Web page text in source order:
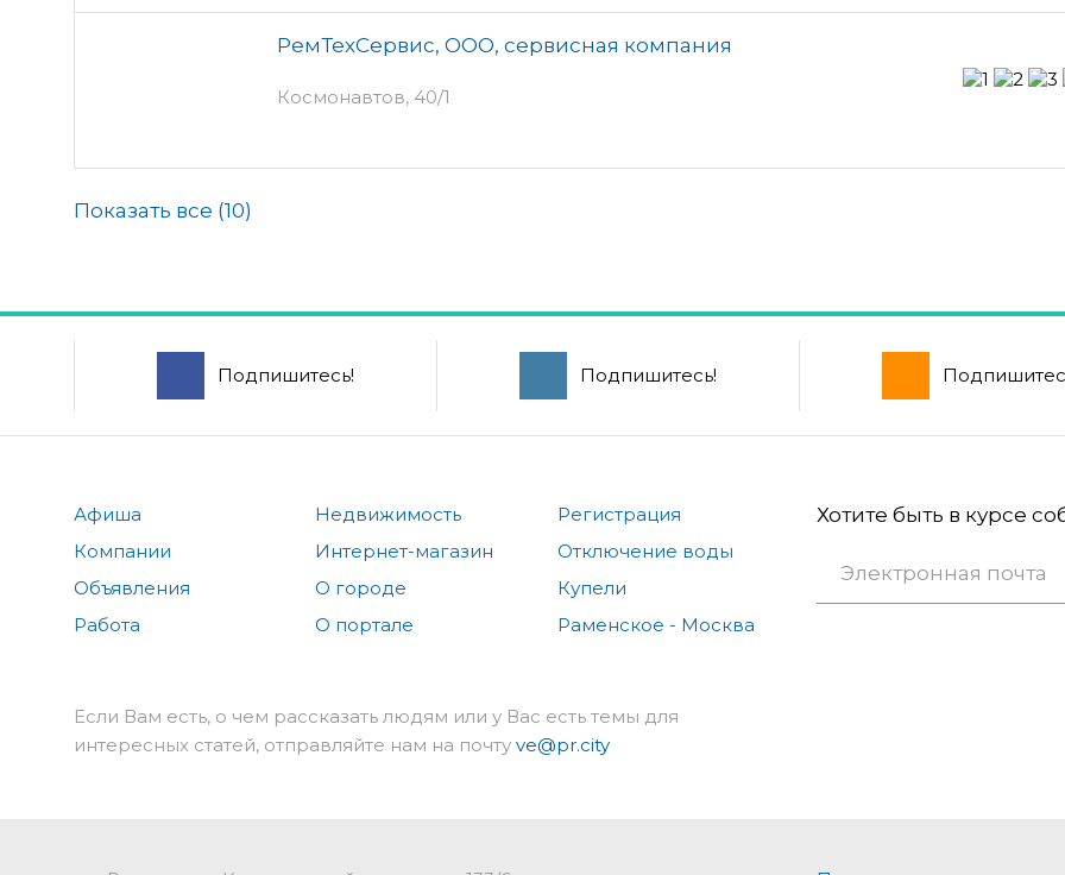
РемТехСервис, ООО, сервисная компания
Космонавтов, 40/1
Показать все (10)
Подпишитесь! Подпишитесь!
Афиша
Компании
Объявления
Работа
Недвижимость
Интернет-магазин
О городе
О портале
Регистрация
Отключение воды
Купели
Раменское - Москва
Хотите быть в курсе
Если Вам есть, о чем рассказать людям или у Вас есть темы для
интересных статей, отправляйте нам на почту ve@pr.city